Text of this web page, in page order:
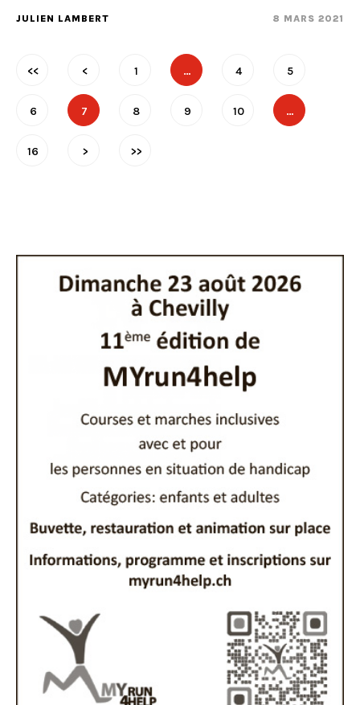
JULIEN LAMBERT 8 MARS 2021
<< < 1 … 4 5
6 7 8 9 10 …
16 > >>